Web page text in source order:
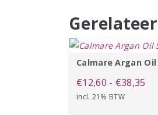
Calmare Argan
€12,60 - €38,35
incl. 21% BTW